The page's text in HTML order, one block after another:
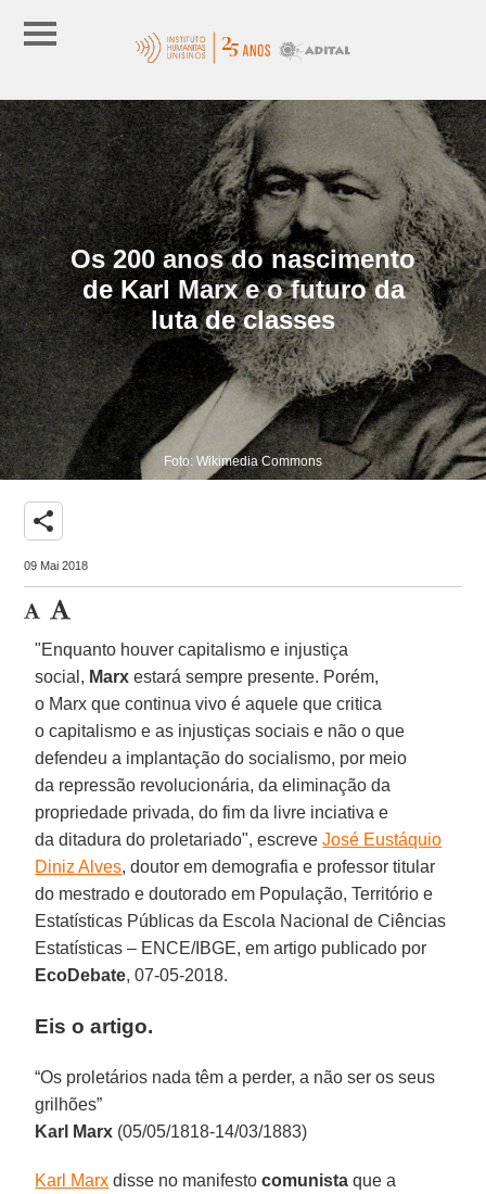
Os 200 anos do nascimento
de Karl Marx e o futuro da
luta de classes
Foto: Wikimedia Commons
share
09 Mai 2018
"Enquanto houver capitalismo e injustiça
social, Marx estará sempre presente. Porém,
o Marx que continua vivo é aquele que critica
o capitalismo e as injustiças sociais e não o que
defendeu a implantação do socialismo, por meio
da repressão revolucionária, da eliminação da
propriedade privada, do fim da livre inciativa e
da ditadura do proletariado", escreveJosé Eustáquio
Diniz Alves, doutor em demografia e professor titular
do mestrado e doutorado em População, Território e
Estatísticas Públicas da Escola Nacional de Ciências
Estatísticas – ENCE/IBGE, em artigo publicado por
EcoDebate, 07-05-2018.
Eis o artigo.
“Os proletários nada têm a perder, a não ser os seus
grilhões”
Karl Marx (05/05/1818-14/03/1883)
Karl Marx disse no manifestocomunista que a